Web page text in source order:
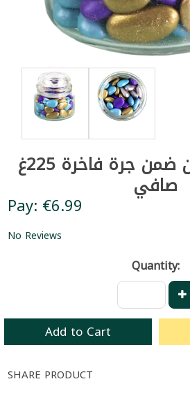
ملبس لوز ملون ضمن جرة فاخرة 225غ
صافي
Pay: €6.99
No Reviews
Quantity:
Add to Cart
SHARE PRODUCT